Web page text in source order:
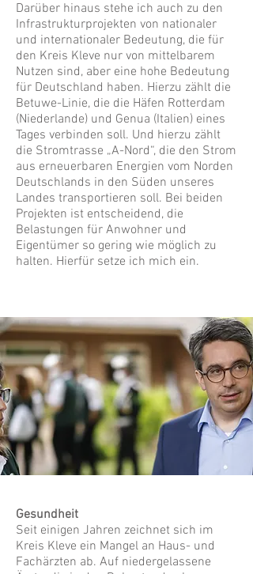
Darüber hinaus stehe ich auch zu den
Infrastrukturprojekten von nationaler
und internationaler Bedeutung, die für
den Kreis Kleve nur von mittelbarem
Nutzen sind, aber eine hohe Bedeutung
für Deutschland haben. Hierzu zählt die
Betuwe-Linie, die die Häfen Rotterdam
(Niederlande) und Genua (Italien) eines
Tages verbinden soll. Und hierzu zählt
die Stromtrasse „A-Nord“, die den Strom
aus erneuerbaren Energien vom Norden
Deutschlands in den Süden unseres
Landes transportieren soll. Bei beiden
Projekten ist entscheidend, die
Belastungen für Anwohner und
Eigentümer so gering wie möglich zu
halten. Hierfür setze ich mich ein.
Gesundheit
Seit einigen Jahren zeichnet sich im
Kreis Kleve ein Mangel an Haus- und
Fachärzten ab. Auf niedergelassene